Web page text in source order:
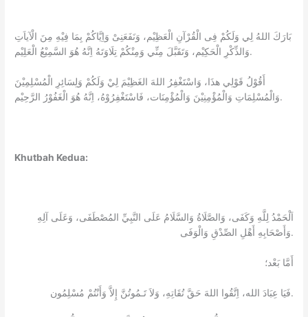
بَارَكَ اللهُ لِي وَلَكُمْ فِى الْقُرْآنِ الْعَظِيْم، وَنَفَعَنِىْ وَاِيَّاكُمْ بِمَا فِيْهِ مِنَ الْآياَتِ
وَالذِّكْرِ الْحَكِيْم، وَتَقَبَّلَ مِنِّي وَمِنْكُمْ تِلَاوَتَهُ اِنَّهُ هُوَ السَّمِيْعُ الْعَلِيْم.
أَقُوْلُ قَوْلِي هذَا، وَاسْتَغْفِرُ اللهَ الغَظِيْمَ لِيْ وَلَكُمْ وَلِسَائِرِ الْمُسْلِمِيْنَ
وَالْمُسْلِمَاتِ وَالْمُؤْمِنِيْنَ وَالْمُؤْمِنَات، فَاسْتَغْفِرُوْهُ، اِنَّهُ هُوَ الْغَفُوْرُ الرَّحِيْم.
Khutbah Kedua:
اَلْحَمْدُ لِلَّهِ وَكَفَى، وَالصَّلَاةُ وَالسَّلَامُ عَلَى النَّبِيِّ المُصْطَفَى، وَعَلَى آلِهِ
وَأَصْحَابِهِ أَهْلِ الصِّدْقِ وَالْوَفَى.
أَمَّا بَعْد؛
فَيَا عِبَادَ الله، اِتَّقُوا اللهَ حَقَّ تُقَاتِهِ، وَلاَ تَـمُوتُنَّ إِلاَّ وَأَنْتُمْ مُسْلِمُون.